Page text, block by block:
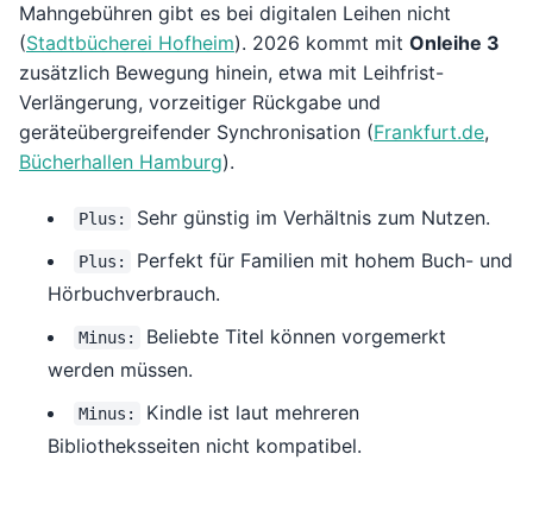
Mahngebühren gibt es bei digitalen Leihen nicht
(Stadtbücherei Hofheim). 2026 kommt mit Onleihe 3
zusätzlich Bewegung hinein, etwa mit Leihfrist-
Verlängerung, vorzeitiger Rückgabe und
geräteübergreifender Synchronisation (Frankfurt.de,
Bücherhallen Hamburg).
Plus: Sehr günstig im Verhältnis zum Nutzen.
Plus:
Perfekt für Familien mit hohem Buch- und
Hörbuchverbrauch.
Minus:
Beliebte Titel können vorgemerkt
werden müssen.
Minus:
Kindle ist laut mehreren
Bibliotheksseiten nicht kompatibel.